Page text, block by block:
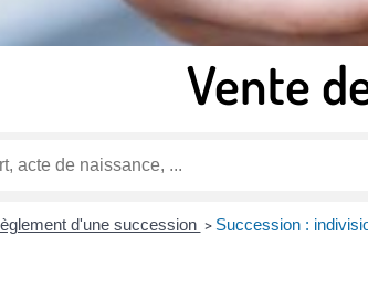
Vente
d'une succession > Succession :